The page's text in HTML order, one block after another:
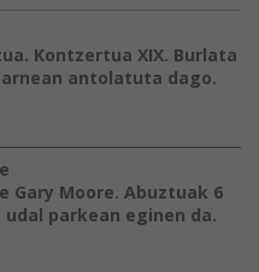
Kontzertua XIX. Burlata
antolatuta dago.
Gary Moore. Abuztuak 6
parkean eginen da.